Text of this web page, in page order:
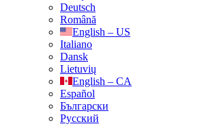
Deutsch
Română
English – US
Italiano
Dansk
Lietuvių
English – CA
Español
Български
Русский